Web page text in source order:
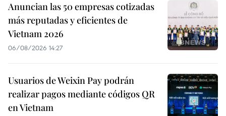
Anuncian las 50 empresas cotizadas
más reputadas y eficientes de
Vietnam 2026
06/08/2026 14:27
Usuarios de Weixin Pay podrán
realizar pagos mediante códigos QR
en Vietnam